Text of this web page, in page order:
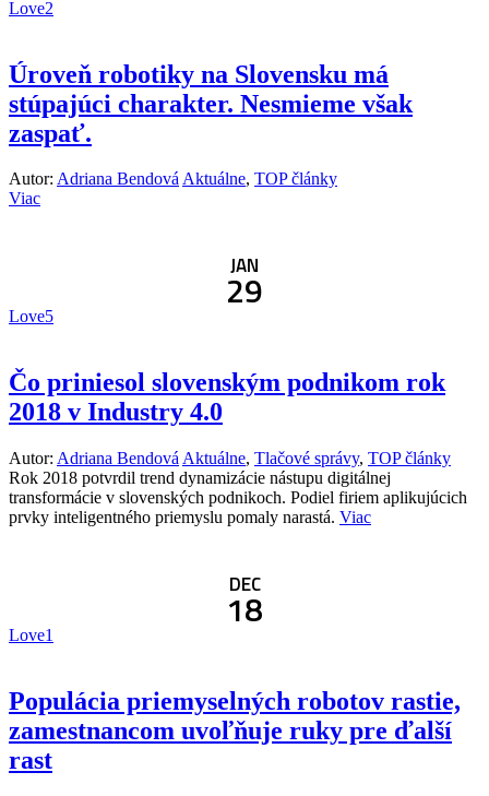
Love2
Úroveň robotiky na Slovensku má
stúpajúci charakter. Nesmieme však
zaspať.
Autor: Adriana BendováAktuálne, TOP články
Viac
JAN
29
Love5
Čo priniesol slovenským podnikom rok
2018 v Industry 4.0
Autor: Adriana Bendová Aktuálne, Tlačové správy, TOP články
Rok 2018 potvrdil trend dynamizácie nástupu digitálnej
transformácie v slovenských podnikoch. Podiel firiem aplikujúcich
prvky inteligentného priemyslu pomaly narastá. Viac
DEC
18
Love1
Populácia priemyselných robotov rastie,
zamestnancom uvoľňuje ruky pre ďalší
rast